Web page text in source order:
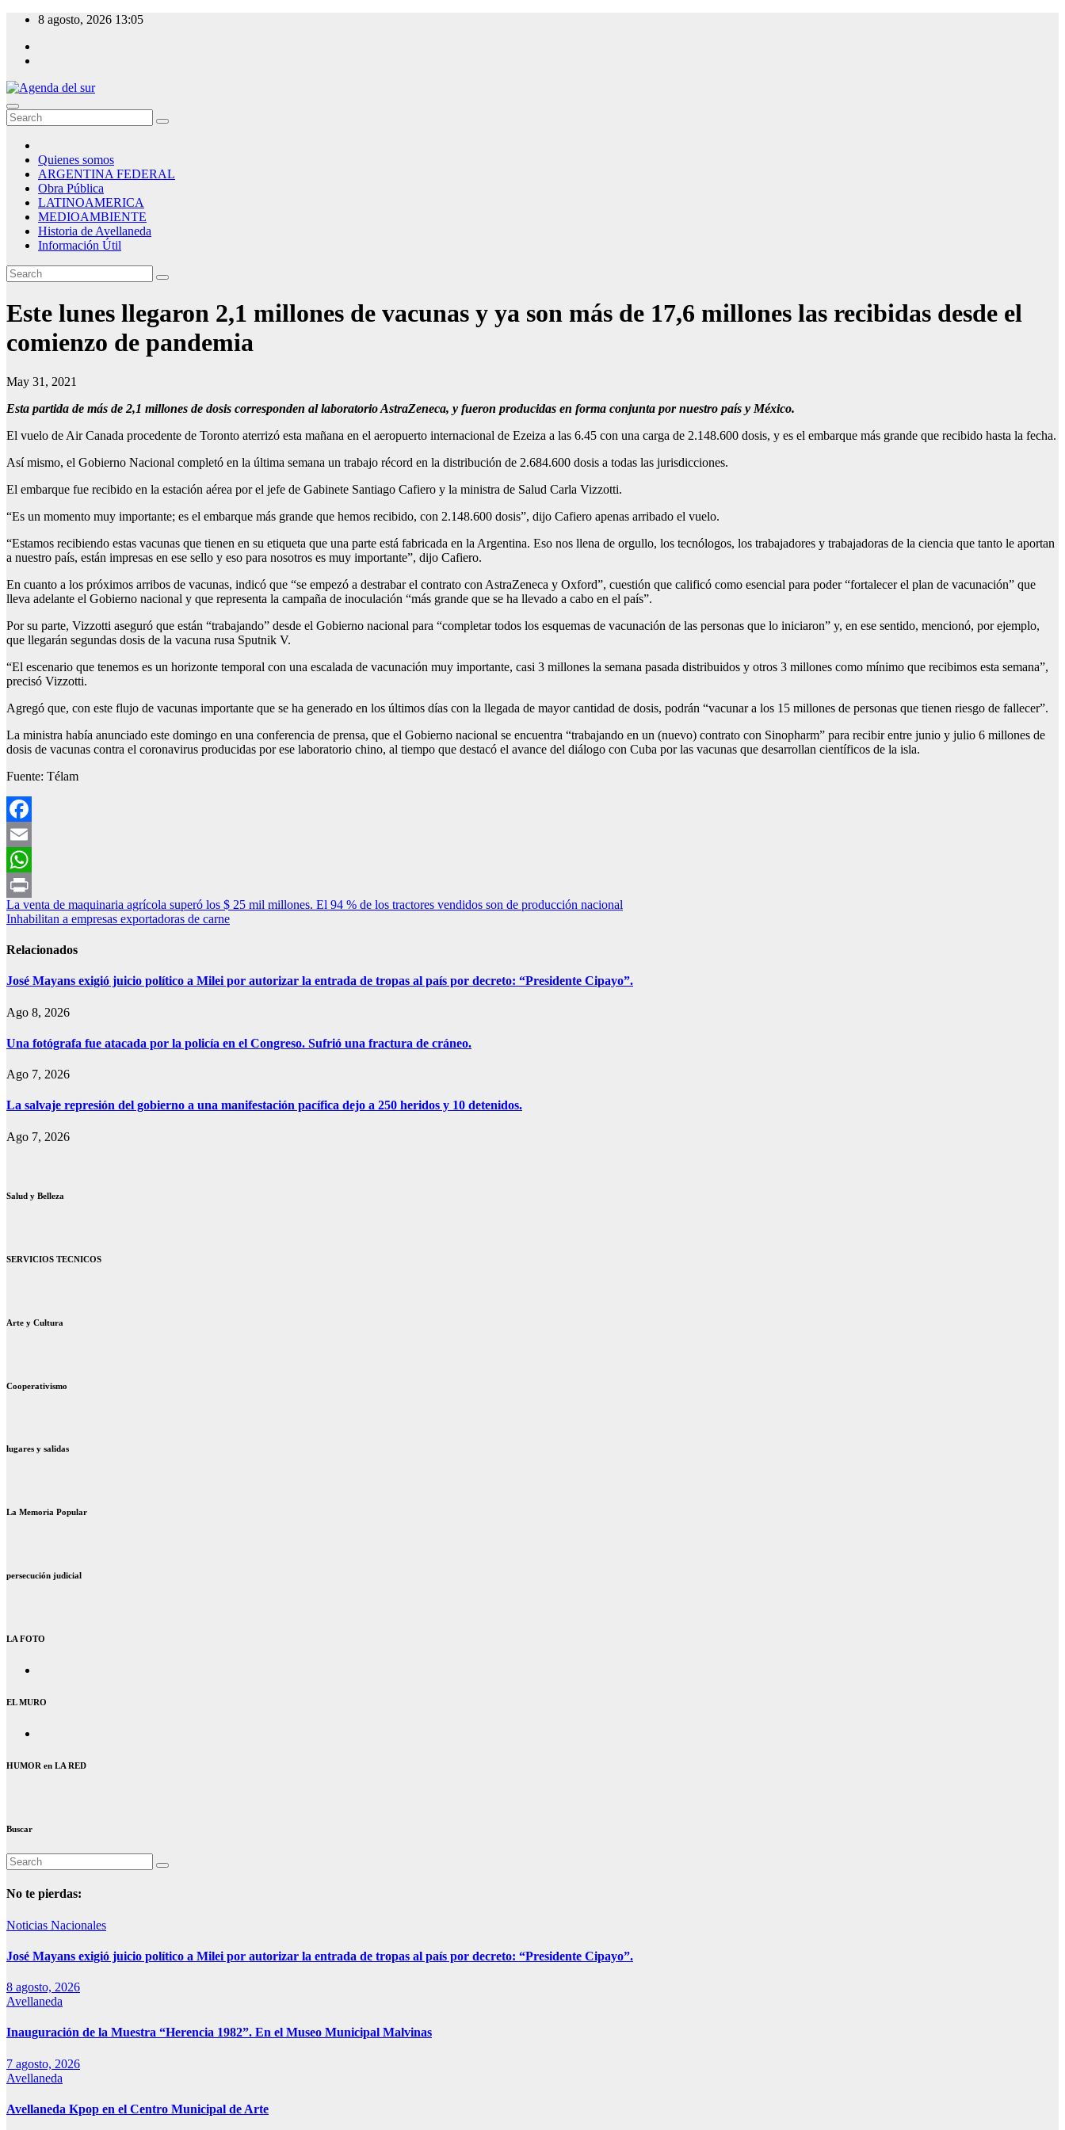
Skip
content
8 agosto, 2026 13:05
Agenda del sur
Quienes somos
ARGENTINA FEDERAL
Obra Pública
LATINOAMERICA
MEDIOAMBIENTE
Historia de Avellaneda
Información Útil
Este lunes llegaron 2,1 millones de vacunas y ya son más de 17,6 millones las recibidas desde el
comienzo de pandemia
May 31, 2021
Esta partida de más de 2,1 millones de dosis corresponden al laboratorio AstraZeneca, y fueron producidas en forma conjunta por nuestro país y México.
El vuelo de Air Canada procedente de Toronto aterrizó esta mañana en el aeropuerto internacional de Ezeiza a las 6.45 con una carga de 2.148.600 dosis, y es el embarque más grande que recibido hasta la fecha.
Así mismo, el Gobierno Nacional completó en la última semana un trabajo récord en la distribución de 2.684.600 dosis a todas las jurisdicciones.
El embarque fue recibido en la estación aérea por el jefe de Gabinete Santiago Cafiero y la ministra de Salud Carla Vizzotti.
“Es un momento muy importante; es el embarque más grande que hemos recibido, con 2.148.600 dosis”, dijo Cafiero apenas arribado el vuelo.
“Estamos recibiendo estas vacunas que tienen en su etiqueta que una parte está fabricada en la Argentina. Eso nos llena de orgullo, los tecnólogos, los trabajadores y trabajadoras de la ciencia que tanto le aportan
a nuestro país, están impresas en ese sello y eso para nosotros es muy importante”, dijo Cafiero.
En cuanto a los próximos arribos de vacunas, indicó que “se empezó a destrabar el contrato con AstraZeneca y Oxford”, cuestión que calificó como esencial para poder “fortalecer el plan de vacunación” que
lleva adelante el Gobierno nacional y que representa la campaña de inoculación “más grande que se ha llevado a cabo en el país”.
Por su parte, Vizzotti aseguró que están “trabajando” desde el Gobierno nacional para “completar todos los esquemas de vacunación de las personas que lo iniciaron” y, en ese sentido, mencionó, por ejemplo,
que llegarán segundas dosis de la vacuna rusa Sputnik V.
“El escenario que tenemos es un horizonte temporal con una escalada de vacunación muy importante, casi 3 millones la semana pasada distribuidos y otros 3 millones como mínimo que recibimos esta semana”,
precisó Vizzotti.
Agregó que, con este flujo de vacunas importante que se ha generado en los últimos días con la llegada de mayor cantidad de dosis, podrán “vacunar a los 15 millones de personas que tienen riesgo de fallecer”.
La ministra había anunciado este domingo en una conferencia de prensa, que el Gobierno nacional se encuentra “trabajando en un (nuevo) contrato con Sinopharm” para recibir entre junio y julio 6 millones de
dosis de vacunas contra el coronavirus producidas por ese laboratorio chino, al tiempo que destacó el avance del diálogo con Cuba por las vacunas que desarrollan científicos de la isla.
Fuente: Télam
Facebook
Email
WhatsApp
Print
Navegación
de
entradas
La venta de maquinaria agrícola superó los $ 25 mil millones. El 94 % de los tractores vendidos son de producción nacional
Inhabilitan a empresas exportadoras de carne
Relacionados
José Mayans exigió juicio político a Milei por autorizar la entrada de tropas al país por decreto: “Presidente Cipayo”.
Ago 8, 2026
Una fotógrafa fue atacada por la policía en el Congreso. Sufrió una fractura de cráneo.
Ago 7, 2026
La salvaje represión del gobierno a una manifestación pacífica dejo a 250 heridos y 10 detenidos.
Ago 7, 2026
Salud y Belleza
SERVICIOS TECNICOS
Arte y Cultura
Cooperativismo
lugares y salidas
La Memoria Popular
persecución judicial
LA FOTO
EL MURO
HUMOR en LA RED
Buscar
No te pierdas:
Noticias Nacionales
José Mayans exigió juicio político a Milei por autorizar la entrada de tropas al país por decreto: “Presidente Cipayo”.
8 agosto, 2026
Avellaneda
Inauguración de la Muestra “Herencia 1982”. En el Museo Municipal Malvinas
7 agosto, 2026
Avellaneda
Avellaneda Kpop en el Centro Municipal de Arte